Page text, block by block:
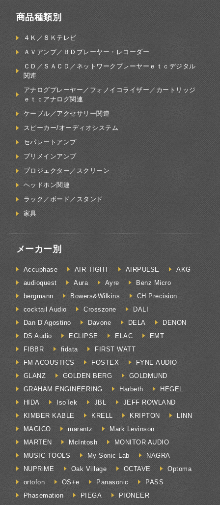
商品種類別
４Ｋ／８Ｋテレビ
ＡＶアンプ／ＢＤプレーヤー・レコーダー
ＣＤ／ＳＡＣＤ／ネットワークプレーヤーｅｔｃデジタル
関連
アナログプレーヤー／フォノイコライザー／カートリッジ
ｅｔｃアナログ関連
ケーブル／アクセサリー関連
スピーカー/オーディオシステム
セパレートアンプ
プリメインアンプ
プロジェクター／スクリーン
ヘッドホン関連
ラック／ボード／スタンド
家具
メーカー別
Accuphase AIR TIGHT AIRPULSE
AKG
audioquest
Aura Ayre
Benz Micro
bergmann
Bowers&Wilkins
CH Precision
cocktail Audio
Crosszone
DALI
Dan D’Agostino
Davone DELA
DENON
DS Audio
ECLIPSE ELAC
EMT
FIBBR
fidata
FIRST WATT
FM ACOUSTICS
FOSTEX
FYNE AUDIO
GLANZ
GOLDEN BERG
GOLDMUND
GRAHAM ENGINEERING
Harbeth
HEGEL
HIDA
IsoTek JBL
JEFF ROWLAND
KIMBER KABLE
KRELL KRIPTON
LINN
MAGICO
marantz
Mark Levinson
MARTEN
McIntosh
MONITOR AUDIO
MUSIC TOOLS
My Sonic Lab
NAGRA
NUPRiME
Oak Village OCTAVE
Optoma
ortofon
OS+e Panasonic
PASS
Phasemation
PIEGA PIONEER